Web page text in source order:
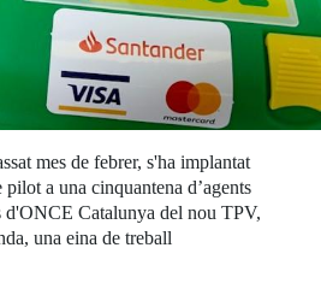
mes de febrer, s'ha implantat
a una cinquantena d’agents
d'ONCE Catalunya del nou TPV,
una eina de treball